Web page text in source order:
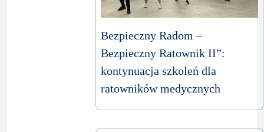
Bezpieczny Radom –
Bezpieczny Ratownik II”:
kontynuacja szkoleń dla
ratowników medycznych